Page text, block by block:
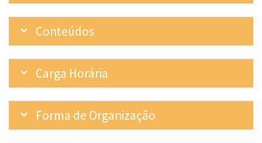
Conteúdos
Carga Horária
Forma de Organização